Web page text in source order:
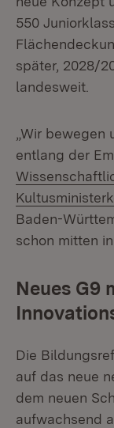
550
später, 2028/
landesweit.
„Wir
entlang der
Baden-
schon mitten
Neues G9
Die
auf das neue
dem neuen
aufwachsend